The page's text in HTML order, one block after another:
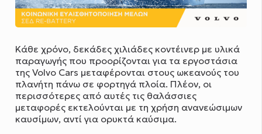
Κάθε χρόνο, δεκάδες χιλιάδες κοντέινερ με υλικά
παραγωγής που προορίζονται για τα εργοστάσια
της Volvo Cars μεταφέρονται στους ωκεανούς του
πλανήτη πάνω σε φορτηγά πλοία. Πλέον, οι
περισσότερες από αυτές τις θαλάσσιες
μεταφορές εκτελούνται με τη χρήση ανανεώσιμων
καυσίμων, αντί για ορυκτά καύσιμα.